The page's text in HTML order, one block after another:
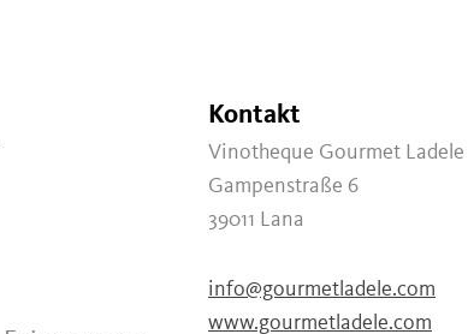
Kontakt
Vinotheque Gourmet Ladele
Gampenstraße 6
39011 Lana
info@gourmetladele.com
www.gourmetladele.com